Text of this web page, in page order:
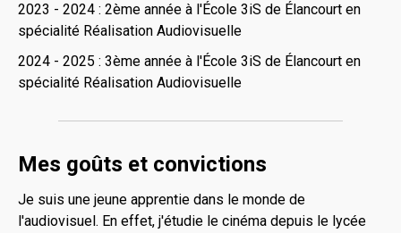
2023 - 2024 : 2ème année à l'École 3iS de Élancourt en
spécialité Réalisation Audiovisuelle
2024 - 2025 : 3ème année à l'École 3iS de Élancourt en
spécialité Réalisation Audiovisuelle
Mes goûts et convictions
Je suis une jeune apprentie dans le monde de
l'audiovisuel. En effet, j'étudie le cinéma depuis le lycée